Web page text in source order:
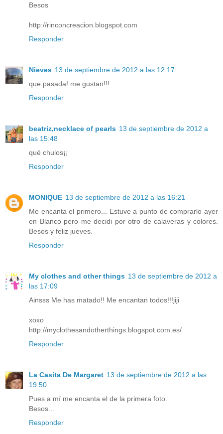
Besos
http://rinconcreacion.blogspot.com
Responder
Nieves 13 de septiembre de 2012 a las 12:17
que pasada! me gustan!!!
Responder
beatriz,necklace of pearls 13 de septiembre de 2012 a
las 15:48
qué chulos¡¡
Responder
MONIQUE 13 de septiembre de 2012 a las 16:21
Me encanta el primero... Estuve a punto de comprarlo ayer
en Blanco pero me decidi por otro de calaveras y colores.
Besos y feliz jueves.
Responder
My clothes and other things 13 de septiembre de 2012 a
las 17:09
Ainsss Me has matado!! Me encantan todos!!!jiji
xoxo
http://myclothesandotherthings.blogspot.com.es/
Responder
La Casita De Margaret 13 de septiembre de 2012 a las
19:50
Pues a mí me encanta el de la primera foto.
Besos...
Responder